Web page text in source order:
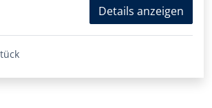
Details anzeigen